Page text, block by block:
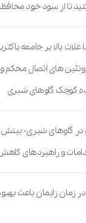
تا از سود خود
غلات بالا بر جامعه
های اتصال محکم
کوچک گاوهای شیری
در گاوهای شیری- بینش
و راهبردهای
زمان زایمان باعث